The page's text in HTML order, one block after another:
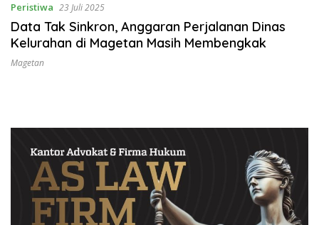
Peristiwa 23 Juli 2025
Data Tak Sinkron, Anggaran Perjalanan Dinas
Kelurahan di Magetan Masih Membengkak
Magetan